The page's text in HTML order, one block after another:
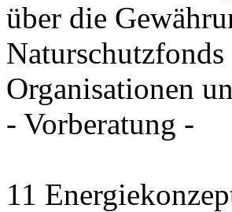
über die
Organisationen
- Vorberatung -
11